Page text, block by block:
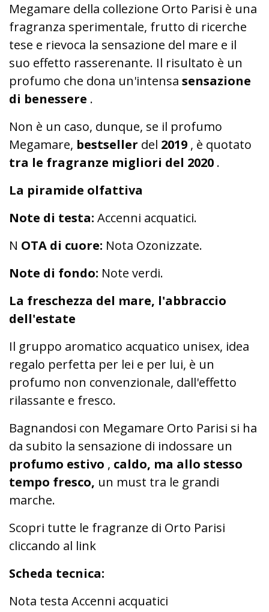
Megamare della collezione Orto Parisi è una
fragranza sperimentale, frutto di ricerche
tese e rievoca la sensazione del mare e il
suo effetto rasserenante. Il risultato è un
profumo che dona un'intensa sensazione
di benessere .
Non è un caso, dunque, se il profumo
Megamare, bestseller del 2019 , è quotato
tra le fragranze migliori del 2020 .
La piramide olfattiva
Note di testa: Accenni acquatici.
N OTA di cuore: Nota Ozonizzate.
Note di fondo: Note verdi.
La freschezza del mare, l'abbraccio
dell'estate
Il gruppo aromatico acquatico unisex, idea
regalo perfetta per lei e per lui, è un
profumo non convenzionale, dall'effetto
rilassante e fresco.
Bagnandosi con Megamare Orto Parisi si ha
da subito la sensazione di indossare un
profumo estivo , caldo, ma allo stesso
tempo fresco, un must tra le grandi
marche.
Scopri tutte le fragranze di Orto Parisi
cliccando al link
Scheda tecnica:
Nota testa Accenni acquatici